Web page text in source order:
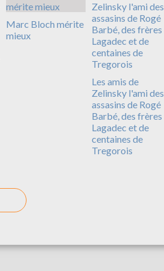
Marc Bloch mérite
mieux
Les amis de
Zelinsky l'ami des
assasins de Rogé
Barbé, des frères
Lagadec et de
centaines de
Tregorois